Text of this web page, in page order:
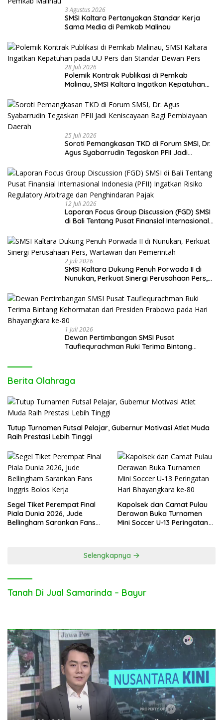
3 Agustus 2026
SMSI Kaltara Pertanyakan Standar Kerja
Sama Media di Pemkab Malinau
28 Juli 2026
Polemik Kontrak Publikasi di Pemkab
Malinau, SMSI Kaltara Ingatkan Kepatuhan
25 Juli 2026
Soroti Pemangkasan TKD di Forum SMSI, Dr.
Agus Syabarrudin Tegaskan PFII Jadi
12 Juli 2026
Laporan Focus Group Discussion (FGD) SMSI
di Bali Tentang Pusat Finansial Internasional
Arbitrage dan Penghindaran Pajak
2 Juli 2026
SMSI Kaltara Dukung Penuh Porwada II di
Nunukan, Perkuat Sinergi Perusahaan Pers,
1 Juli 2026
Dewan Pertimbangan SMSI Pusat
Taufiequrachman Ruki Terima Bintang
Berita Olahraga
Tutup Turnamen Futsal Pelajar, Gubernur Motivasi Atlet Muda
Raih Prestasi Lebih Tinggi
Segel Tiket Perempat Final
Piala Dunia 2026, Jude
Bellingham Sarankan Fans
Kapolsek dan Camat Pulau
Derawan Buka Turnamen
Mini Soccer U-13 Peringatan
Selengkapnya
Tanah Di Jual Samarinda – Bayur